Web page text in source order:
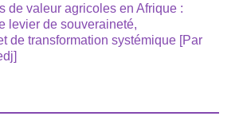
de valeur agricoles en Afrique :
levier de souveraineté,
de transformation systémique [Par